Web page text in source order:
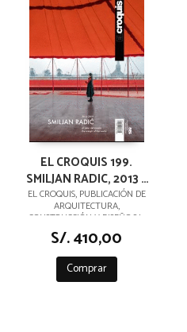
EL CROQUIS 199.
SMILJAN RADIC, 2013 /
2019
EL CROQUIS, PUBLICACIÓN DE
ARQUITECTURA,
CONSTRUCCIÓN Y DISEÑO,S.L.
S/. 410,00
Comprar